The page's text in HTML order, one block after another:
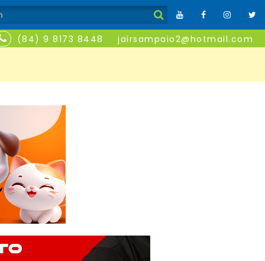
(84) 9 8173 8448 jairsampaio2@hotmail.com